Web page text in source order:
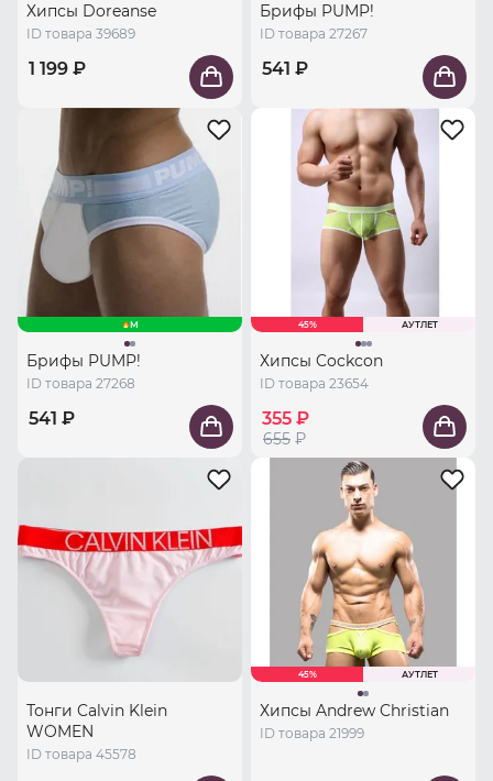
Хипсы Doreanse
ID товара 39689
1 199 ₽
Брифы PUMP!
ID товара 27267
541 ₽
M
Брифы PUMP!
ID товара 27268
541 ₽
45% АУТЛЕТ
Хипсы Cockcon
ID товара 23654
355 ₽
655 ₽
Тонги Calvin Klein
WOMEN
ID товара 45578
45% АУТЛЕТ
Хипсы Andrew Christian
ID товара 21999